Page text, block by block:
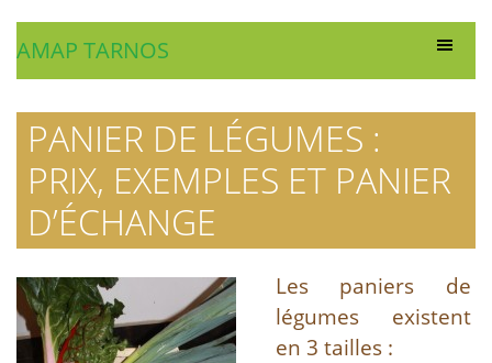
AMAP TARNOS
PANIER DE LÉGUMES :
PRIX, EXEMPLES ET PANIER
D’ÉCHANGE
Les paniers de
légumes existent
en 3 tailles :